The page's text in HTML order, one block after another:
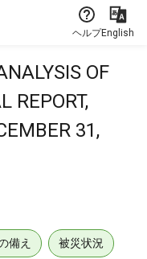
ヘルプEnglish
OF
REPORT,
31,
備え 被災状況